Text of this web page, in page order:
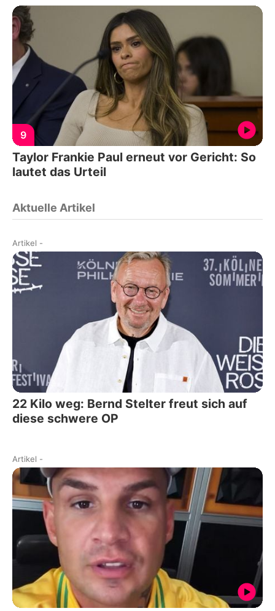
9
Taylor Frankie Paul erneut vor Gericht: So
lautet das Urteil
Aktuelle Artikel
Artikel -
22 Kilo weg: Bernd Stelter freut sich auf
diese schwere OP
Artikel -